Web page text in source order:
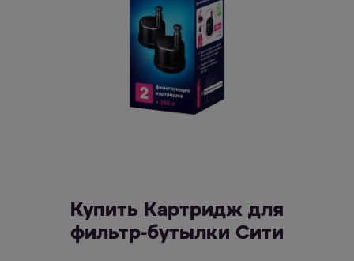
Купить Картридж для
фильтр-бутылки Сити